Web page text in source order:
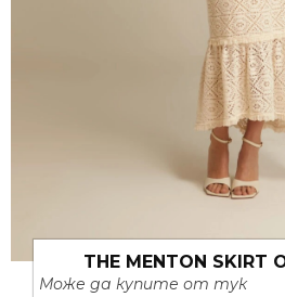
THE MENTON SKIRT
Може да купите от тук